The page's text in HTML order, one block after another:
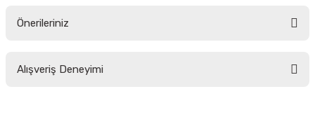
Önerileriniz
yetersiz gördüğünüz noktaları öneri formunu kullanarak tarafımıza
Alışveriş Deneyimi